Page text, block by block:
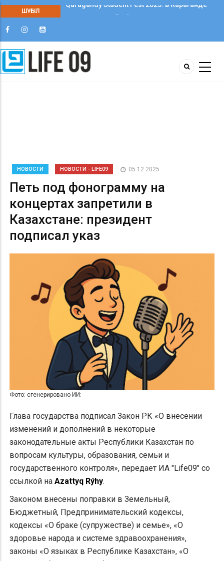
ШҰҒЫЛ
НОВОСТИ НОВОСТИ - LIFE09 05 12 2025
Петь под фонограмму на
концертах запретили в
Казахстане: президент
подписал указ
Фото: сгенерировано ИИ:
Глава государства подписал Закон РК «О внесении
изменений и дополнений в некоторые
законодательные акты Республики Казахстан по
вопросам культуры, образования, семьи и
государственного контроля», передает ИА "Life09" со
ссылкой на Azattyq Rýhy.
Законом внесены поправки в Земельный,
Бюджетный, Предпринимательский кодексы,
кодексы «О браке (супружестве) и семье», «О
здоровье народа и системе здравоохранения»,
законы «О языках в Республике Казахстан», «О